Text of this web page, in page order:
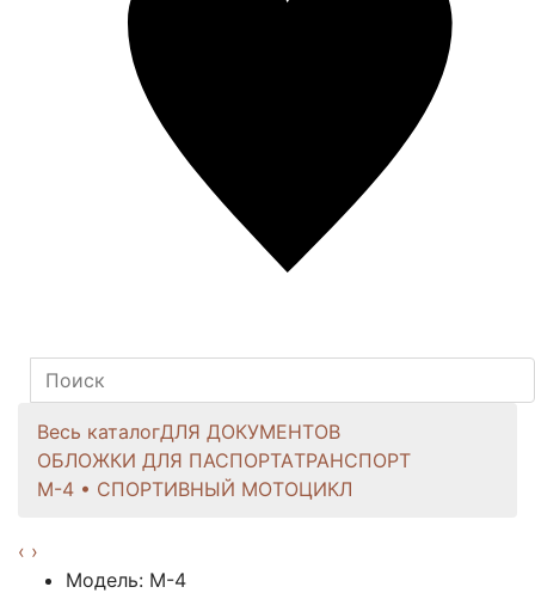
Весь каталогДЛЯ ДОКУМЕНТОВ
ОБЛОЖКИ ДЛЯ ПАСПОРТАТРАНСПОРТ
M-4 • СПОРТИВНЫЙ МОТОЦИКЛ
‹ ›
Модель: M-4